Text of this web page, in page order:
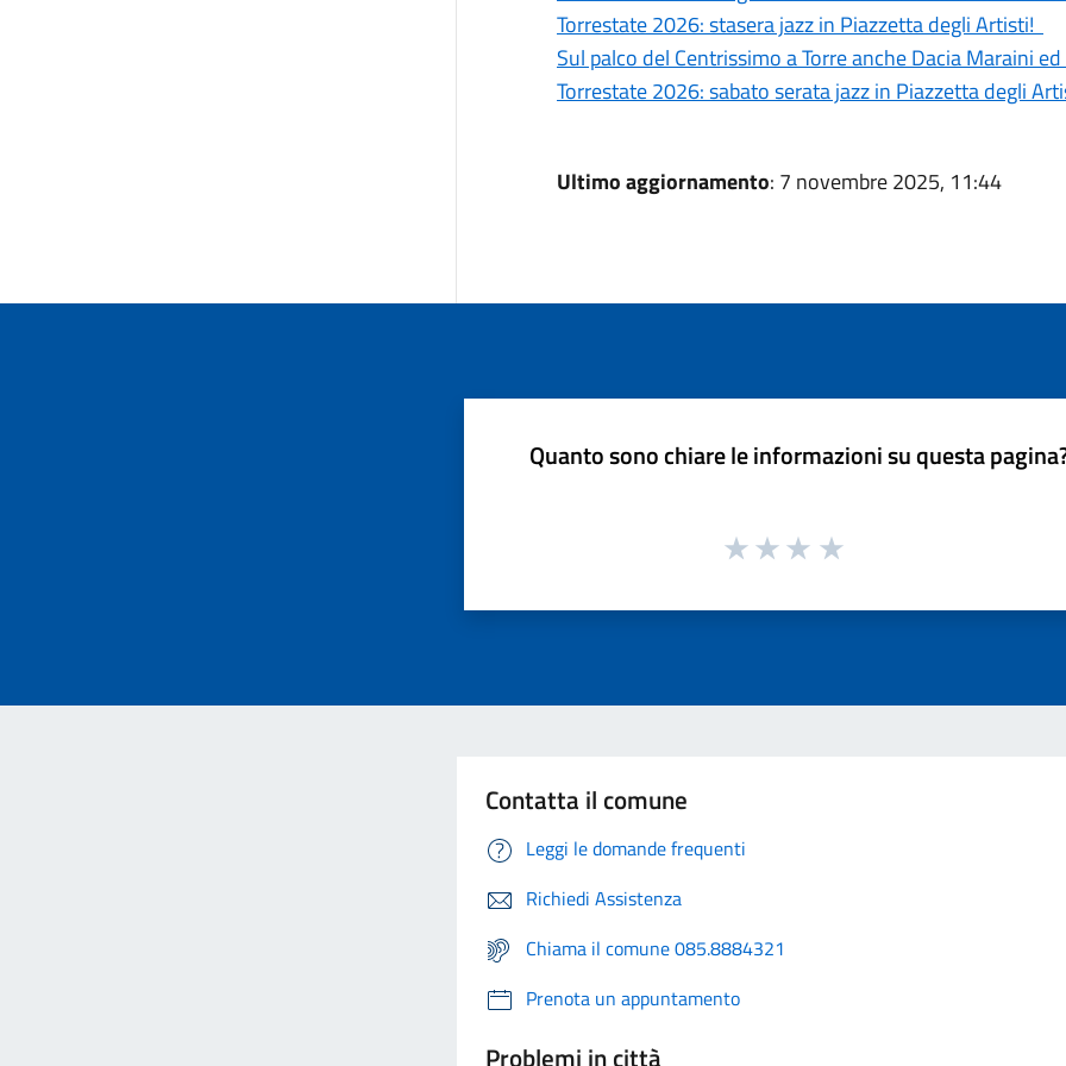
Torrestate 2026: stasera jazz in Piazzetta degli Artisti!
Sul palco del Centrissimo a Torre anche Dacia Maraini
Torrestate 2026: sabato serata jazz in Piazzetta degli
Ultimo aggiornamento: 7 novembre 2025, 11:44
Quanto sono chiare le informazioni su questa
Contatta il comune
Leggi le domande frequenti
Richiedi Assistenza
Chiama il comune 085.8884321
Prenota un appuntamento
Problemi in città